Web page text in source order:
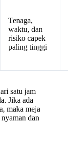
Tenaga,
waktu, dan
risiko capek
paling tinggi
satu jam
Jika ada
maka meja
dan